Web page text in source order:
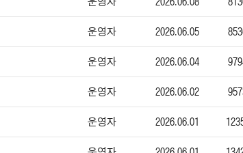
운영자 2026.06.05
운영자 2026.06.04
운영자 2026.06.02
운영자 2026.06.01